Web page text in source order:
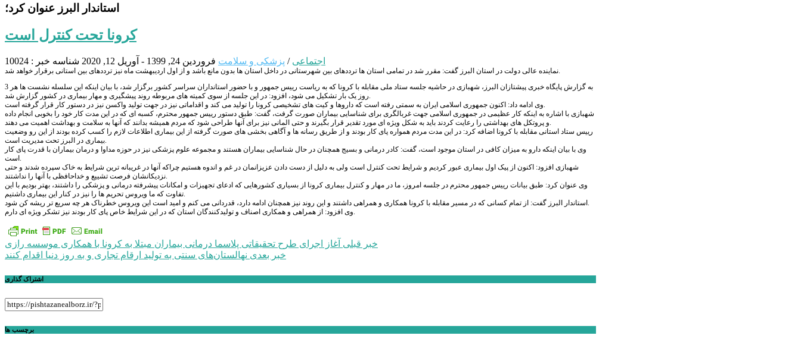
استاندار البرز عنوان کرد؛
کرونا تحت کنترل است
اجتماعی / پزشکی و سلامت فروردین 24, 1399 - آوریل 12, 2020 شناسه خبر : 10024
نماینده عالی دولت در استان البرز گفت: مقرر شد در تمامی استان ها ترددهای بین شهرستانی در داخل استان ها بدون مانع باشد و از اول اردیبهشت ماه نیز ترددهای بین استانی برقرار خواهد شد.
به گزارش پایگاه خبری پیشتازان البرز، شهبازی در حاشیه جلسه ستاد ملی مقابله با کرونا که به ریاست رییس جمهور و با حضور استانداران سراسر کشور برگزار شد، با بیان اینکه این سلسله نشست ها هر 3
روز یک بار تشکیل می شود، افزود: در این جلسه از سوی کمیته های مربوطه روند پیشگیری و مهار بیماری در کشور گزارش شد.
وی ادامه داد: اکنون جمهوری اسلامی ایران به سمتی رفته است که داروها و کیت های تشخیصی کرونا را تولید می کند و اقداماتی نیز در جهت تولید واکسن نیز در دستور کار قرار گرفته است.
شهبازی با اشاره به اینکه کار عظیمی در جمهوری اسلامی جهت غربالگری برای شناسایی بیماران صورت گرفت، گفت: طبق دستور رییس جمهور محترم، کسبه ای که در این مدت کار خود را بخوبی انجام داده
و پروتکل های بهداشتی را رعایت کردند باید به شکل ویژه ای مورد تقدیر قرار بگیرند و حتی المانی نیز برای آنها طراحی شود که مردم همیشه بدانند که آنها به سلامت و بهداشت اهمیت می دهند.
رییس ستاد استانی مقابله با کرونا اضافه کرد: در این مدت مردم همواره پای کار بودند و از طریق رسانه ها و آگاهی بخشی های صورت گرفته از این بیماری اطلاعات لازم را کسب کرده بودند از این رو وضعیت
بیماری در البرز تحت مدیریت است.
وی با بیان اینکه دارو به میزان کافی در استان موجود است، گفت: کادر درمانی و بسیج همچنان در حال شناسایی بیماران هستند و مجموعه علوم پزشکی نیز در حوزه مداوا و درمان بیماران با قدرت پای کار
است.
شهبازی افزود: اکنون از پیک اول بیماری عبور کردیم و شرایط تحت کنترل است ولی به دلیل از دست دادن عزیزانمان در غم و اندوه هستیم چراکه آنها در غریبانه ترین شرایط به خاک سپرده شدند و حتی
نزدیکانشان فرصت تشییع و خداحافظی با آنها را نداشتند.
وی عنوان کرد: طبق بیانات رییس جمهور محترم در جلسه امروز، ما در مهار و کنترل بیماری کرونا از بسیاری کشورهایی که ادعای تجهیزات و امکانات پیشرفته درمانی و پزشکی را داشتند، بهتر بودیم با این
تفاوت که ما ویروس تحریم ها را نیز در کنار این بیماری داشتیم.
استاندار البرز گفت: از تمام کسانی که در مسیر مقابله با کرونا همکاری و همراهی داشتند و این روند نیز همچنان ادامه دارد، قدردانی می کنم و امید است این ویروس خطرناک هر چه سریع تر ریشه کن شود.
وی افزود: از همراهی و همکاری اصناف و تولیدکنندگان استان که در این شرایط خاص پای کار بودند نیز تشکر ویژه ای دارم.
راهبری
نوشته
خبر قبلی آغاز اجرای طرح تحقیقاتی پلاسما درمانی بیماران مبتلا به کرونا با همکاری موسسه رازی
خبر بعدی نهالستان‌های سنتی به تولید ارقام تجاری و به روز دنیا اقدام کنند
اشتراک گذاری
برچسب ها